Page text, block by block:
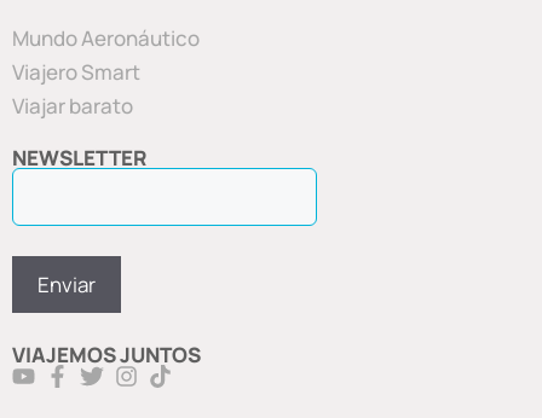
Mundo Aeronáutico
Viajero Smart
Viajar barato
NEWSLETTER
VIAJEMOS JUNTOS